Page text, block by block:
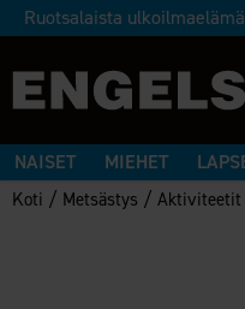
Ruotsalaista
NAISET MIEHET
Koti / Metsästys /Aktiviteetit